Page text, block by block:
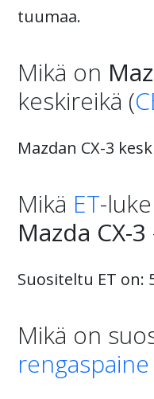
tuumaa.
Mikä on
keskireikä (
Mazdan CX-3
Mikä ET-
Mazda CX-3
Suositeltu ET on:
Mikä on
rengaspaine